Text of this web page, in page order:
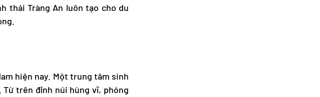
thái Tràng An luôn tạo cho du
hiện nay. Một trung tâm sinh
trên đỉnh núi hùng vĩ, phóng